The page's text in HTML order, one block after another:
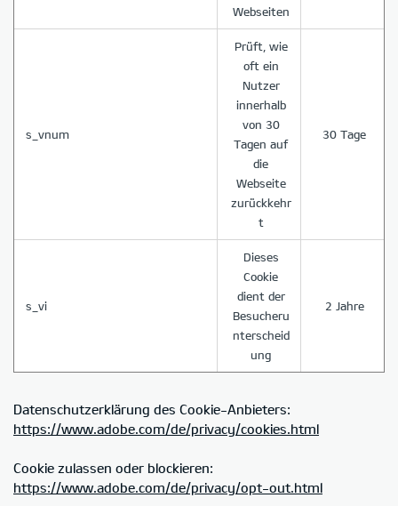
Webseiten
s_vnum
Prüft, wie
oft ein
Nutzer
innerhalb
von 30
Tagen auf
die
Webseite
zurückkehr
t
30 Tage
s_vi
Dieses
Cookie
dient der
Besucheru
nterscheid
ung
2 Jahre
Datenschutzerklärung des Cookie-Anbieters:
https://www.adobe.com/de/privacy/cookies.html
Cookie zulassen oder blockieren:
https://www.adobe.com/de/privacy/opt-out.html